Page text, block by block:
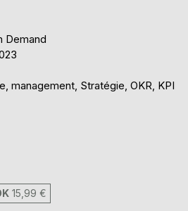
Demand
management, Stratégie, OKR, KPI
15,99 €